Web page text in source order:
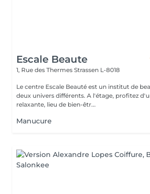
Escale Beaute
1, Rue des Thermes Strassen L-8018
Le centre Escale Beauté est un institut de
deux univers différents. A l'étage, profitez d'une atmosphère
relaxante, lieu de bien-êtr...
Manucure